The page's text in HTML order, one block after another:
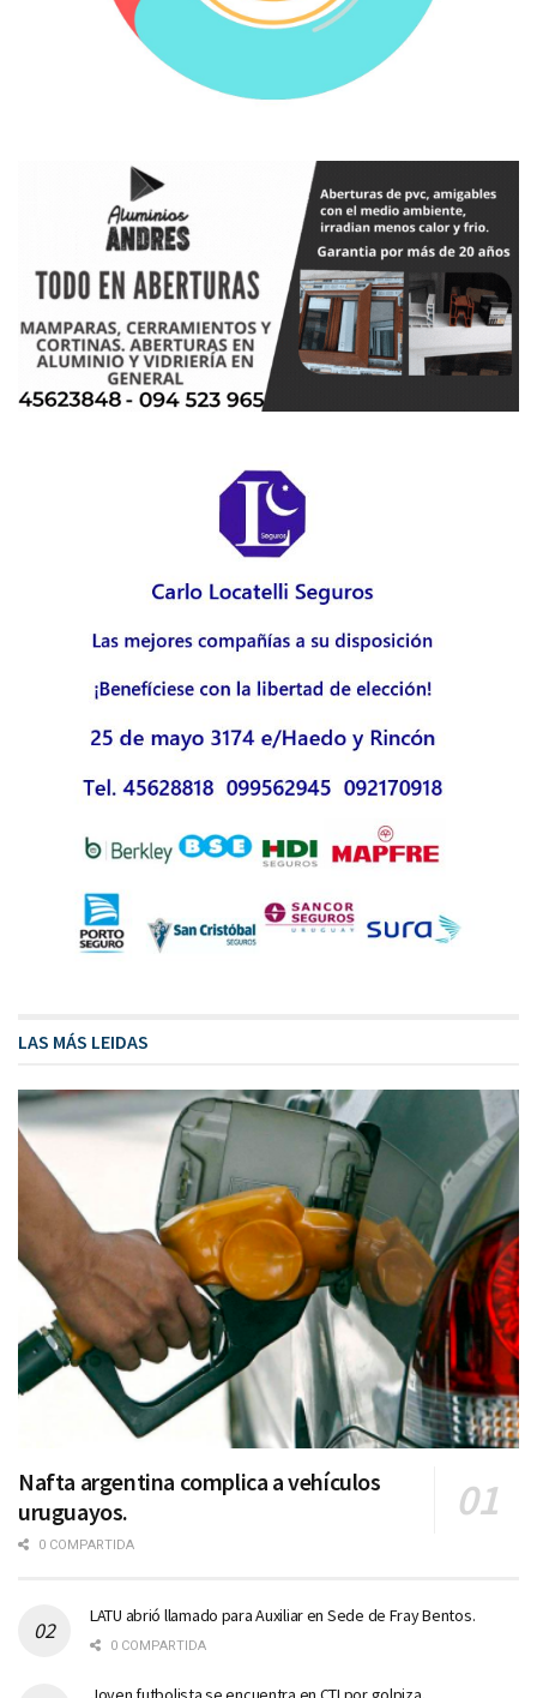
LAS MÁS LEIDAS
Nafta argentina complica a vehículos
uruguayos.
0 COMPARTIDA
LATU abrió llamado para Auxiliar en Sede de Fray Bentos.
0 COMPARTIDA